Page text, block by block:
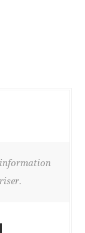
information